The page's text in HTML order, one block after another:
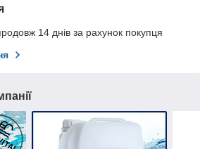
14 днів за рахунок покупця